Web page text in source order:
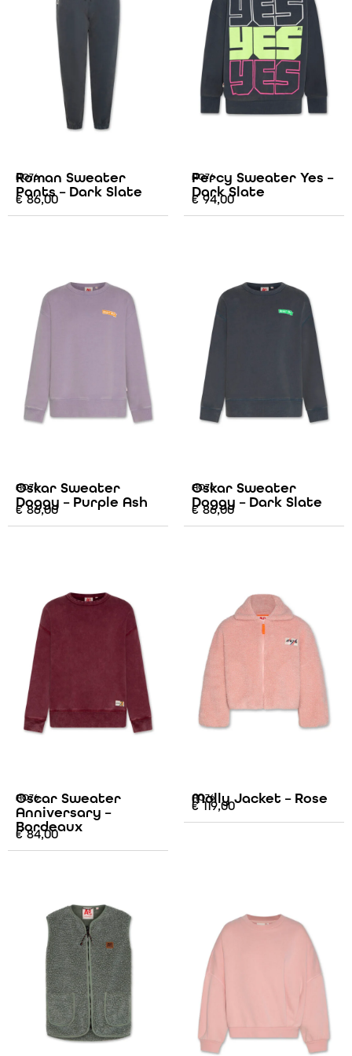
AO76
Roman Sweater
Pants – Dark Slate
€86,00
AO76
Percy Sweater Yes –
Dark Slate
€94,00
AO76
Oskar Sweater
Doggy – Purple Ash
€86,00
AO76
Oskar Sweater
Doggy – Dark Slate
€86,00
AO76
Oscar Sweater
Anniversary –
Bordeaux
€84,00
AO76
Molly Jacket – Rose
€119,00